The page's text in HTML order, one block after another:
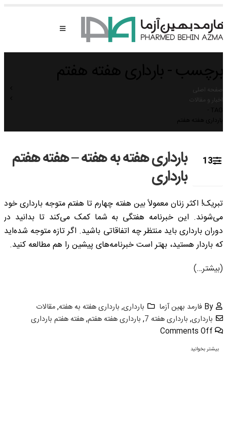
صفحه اصلی
اخبار و مقالات
13 بارداری هفته به هفته – هفته هفتم
بارداری
تبریک! اکثر زنان معمولاً بین هفته چهارم تا هفتم متوجه بارداری خود
می‌­شوند. این خبرنامه هفتگی به شما کمک می­‌کند تا بدانید در
دوران بارداری باید منتظر چه اتفاقاتی باشید. اگر تازه متوجه شده­‌اید
که باردار هستید، بهتر است خبرنامه‌های پیشین را هم مطالعه کنید.
(بیشتر…)
By فارمد بهین آزما بارداری, بارداری هفته به هفته,مقالات
بارداری, بارداری هفته 7 , بارداری هفته هفتم,هفته هفتم بارداری
Comments Off
بیشتر بخوانید